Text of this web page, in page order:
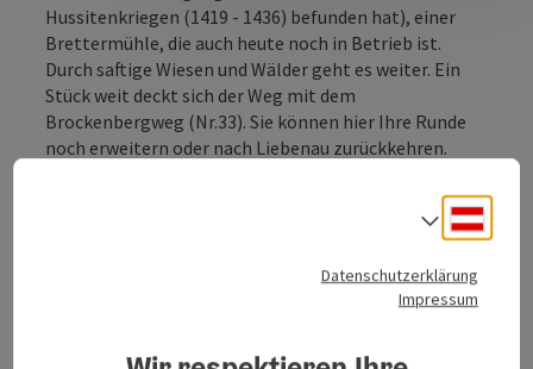
Hussitenkriegen (1419 - 1436) befunden hat), einer
Brettermühle, die auch heute noch in Betrieb ist.
Durch saftige Wiesen und Wälder geht es weiter. Ein
Stück weit deckt sich der Weg mit dem
Brockenbergweg (Nr.33). Sie können hier Ihre Runde
noch erweitern oder nach Liebenau zurückkehren.
Datenschutzerklärung
Impressum